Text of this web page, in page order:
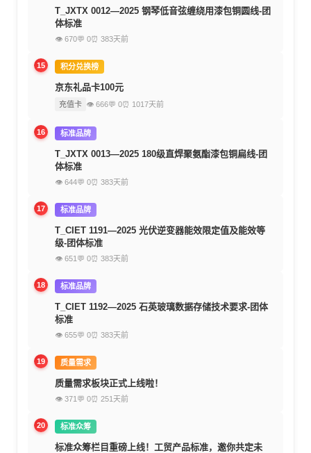
T_JXTX 0012—2025 钢琴低音弦缠绕用漆包铜圆线-团
体标准
👁 670💬 0⏰ 383天前
15 积分兑换榜
京东礼品卡100元
充值卡 👁 666💬 0⏰ 1017天前
16 标准品牌
T_JXTX 0013—2025 180级直焊聚氨酯漆包铜扁线-团
体标准
👁 644💬 0⏰ 383天前
17 标准品牌
T_CIET 1191—2025 光伏逆变器能效限定值及能效等
级-团体标准
👁 651 💬 0⏰ 383天前
18 标准品牌
T_CIET 1192—2025 石英玻璃数据存储技术要求-团体
标准
👁 655💬 0⏰ 383天前
19 质量需求
质量需求板块正式上线啦！
👁 371 💬 0⏰ 251天前
20 标准众筹
标准众筹栏目重磅上线！工贸产品标准，邀你共定未